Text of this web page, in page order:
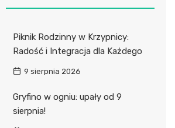
Piknik Rodzinny w Krzypnicy:
Radość i Integracja dla Każdego
9 sierpnia 2026
Gryfino w ogniu: upały od 9
sierpnia!